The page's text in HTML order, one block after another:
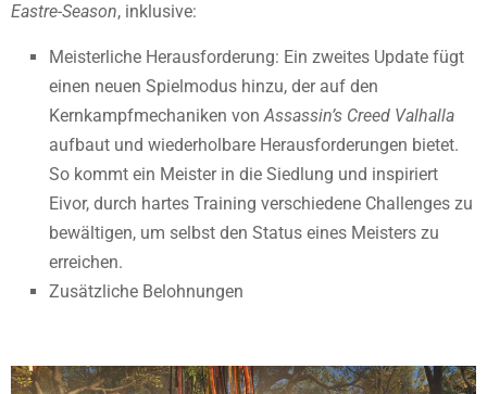
Eastre-Season, inklusive:
Meisterliche Herausforderung: Ein zweites Update fügt
einen neuen Spielmodus hinzu, der auf den
Kernkampfmechaniken vonAssassin’s Creed Valhalla
aufbaut und wiederholbare Herausforderungen bietet.
So kommt ein Meister in die Siedlung und inspiriert
Eivor, durch hartes Training verschiedene Challenges zu
bewältigen, um selbst den Status eines Meisters zu
erreichen.
Zusätzliche Belohnungen